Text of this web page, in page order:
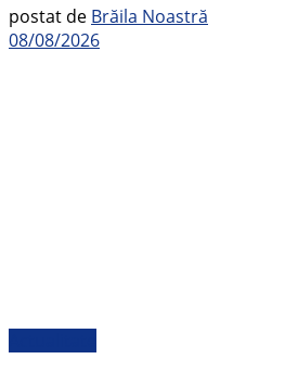
postat de Brăila Noastră
08/08/2026